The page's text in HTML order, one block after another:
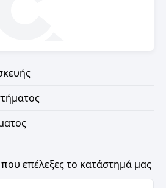
επέλεξες το κατάστημά μας